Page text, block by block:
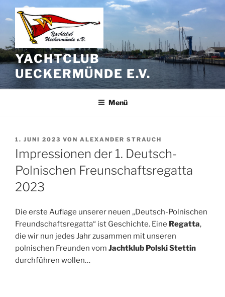
Zum
Inhalt
springen
YACHTCLUB
UECKERMÜNDE E.V.
Menü
VERÖFFENTLICHT
AM
1. JUNI 2023 VON ALEXANDER STRAUCH
Impressionen der 1. Deutsch-
Polnischen Freunschaftsregatta
2023
Die erste Auflage unserer neuen „Deutsch-Polnischen
Freundschaftsregatta“ ist Geschichte. Eine Regatta,
die wir nun jedes Jahr zusammen mit unseren
polnischen Freunden vom Jachtklub Polski Stettin
durchführen wollen…